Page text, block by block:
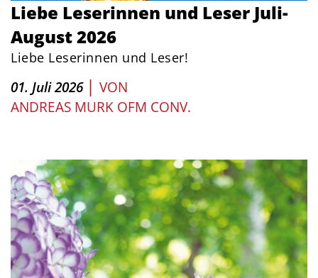
Liebe Leserinnen und Leser Juli-
August 2026
Liebe Leserinnen und Leser!
01. Juli 2026 | VON
ANDREAS MURK OFM CONV.